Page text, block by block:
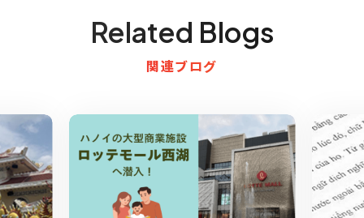
Related Blogs
関連ブログ